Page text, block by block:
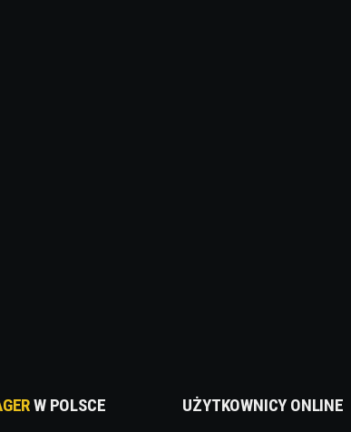
W POLSCE UŻYTKOWNICY ONLINE